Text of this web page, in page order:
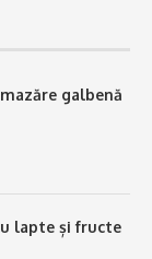
galbenă
lapte și fructe